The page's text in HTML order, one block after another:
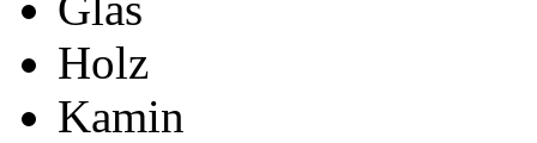
Holz
Kamin